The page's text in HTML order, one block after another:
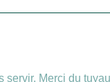
servir. Merci du